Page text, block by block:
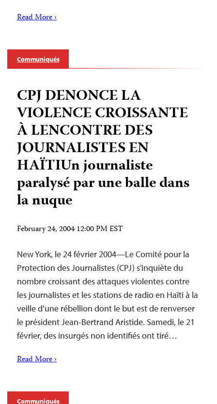
Read More ›
Communiqués
CPJ DENONCE LA
VIOLENCE CROISSANTE
À LENCONTRE DES
JOURNALISTES EN
HAÏTIUn journaliste
paralysé par une balle dans
la nuque
February 24, 2004 12:00 PM EST
New York, le 24 février 2004—Le Comité pour la
Protection des Journalistes (CPJ) s’inquiète du
nombre croissant des attaques violentes contre
les journalistes et les stations de radio en Haïti à la
veille d’une rébellion dont le but est de renverser
le président Jean-Bertrand Aristide. Samedi, le 21
février, des insurgés non identifiés ont tiré…
Read More ›
Communiqués